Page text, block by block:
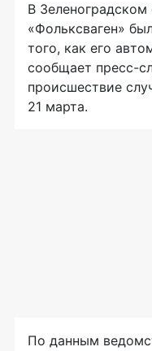
В Зеленоградском
«Фольксваген»
того, как его
сообщает пресс-
происшествие
21 марта.
По данным